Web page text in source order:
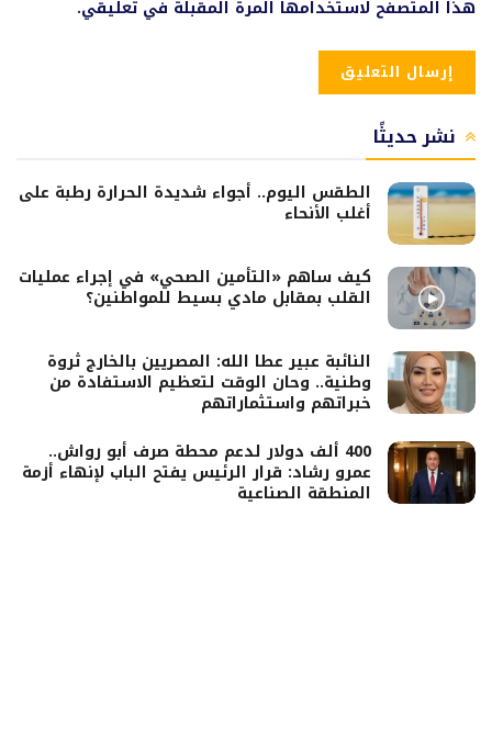
هذا المتصفح لاستخدامها المرة المقبلة في تعليقي.
نشر حديثًا
الطقس اليوم.. أجواء شديدة الحرارة رطبة على
أغلب الأنحاء
كيف ساهم «التأمين الصحي» في إجراء عمليات
القلب بمقابل مادي بسيط للمواطنين؟
النائبة عبير عطا الله: المصريين بالخارج ثروة
وطنية.. وحان الوقت لتعظيم الاستفادة من
خبراتهم واستثماراتهم
400 ألف دولار لدعم محطة صرف أبو رواش..
عمرو رشاد: قرار الرئيس يفتح الباب لإنهاء أزمة
المنطقة الصناعية